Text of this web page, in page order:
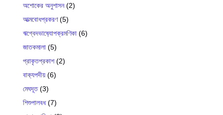
অশোকের অনুশাসন(2)
আত্মবোধপ্রকরণ(5)
ঋগ্বেদভাষ‍্যোপক্রমণিকা (6)
জাতকমালা (5)
প্রাকৃতপ্রকাশ(2)
বাক‍্যপদীয় (6)
মেঘদূত(3)
শিশুপালবধ(7)